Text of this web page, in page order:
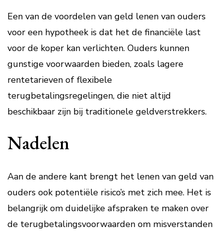
Een van de voordelen van geld lenen van ouders
voor een hypotheek is dat het de financiële last
voor de koper kan verlichten. Ouders kunnen
gunstige voorwaarden bieden, zoals lagere
rentetarieven of flexibele
terugbetalingsregelingen, die niet altijd
beschikbaar zijn bij traditionele geldverstrekkers.
Nadelen
Aan de andere kant brengt het lenen van geld van
ouders ook potentiële risico’s met zich mee. Het is
belangrijk om duidelijke afspraken te maken over
de terugbetalingsvoorwaarden om misverstanden